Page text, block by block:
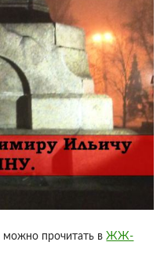
можно прочитать в ЖЖ-